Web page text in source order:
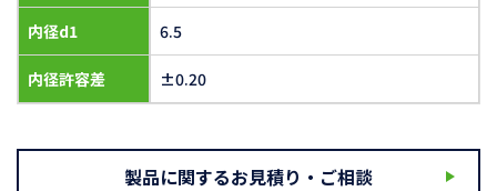
内径d1
内径許容差
6.5
±0.20
製品に関するお見積り・ご相談